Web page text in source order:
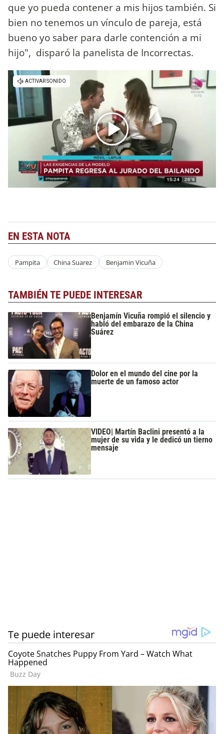
que yo pueda contener a mis hijos también. Si
bien no tenemos un vínculo de pareja, está
bueno yo saber para darle contención a mi
hijo", disparó la panelista de Incorrectas.
EN ESTA NOTA
Pampita China Suarez Benjamin Vicuña
TAMBIÉN TE PUEDE INTERESAR
Benjamín Vicuña rompió el silencio y
habló del embarazo de la China
Suárez
Dolor en el mundo del cine por la
muerte de un famoso actor
VIDEO| Martín Baclini presentó a la
mujer de su vida y le dedicó un tierno
mensaje